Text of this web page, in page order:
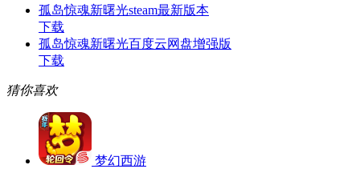
孤岛惊魂新曙光steam最新版本
下载
孤岛惊魂新曙光百度云网盘增强版
下载
猜你喜欢
梦幻西游